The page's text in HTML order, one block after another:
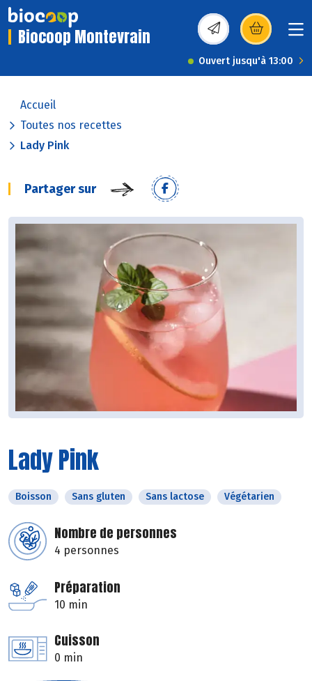
Biocoop Montevrain (s’ouvre dans une
Ouvert jusqu'à 13:00
Accueil
Toutes nos recettes
Lady Pink
Partager sur
Lady Pink
Boisson Sans gluten Sans lactose Végétarien
Nombre de personnes
4 personnes
Préparation
10 min
Cuisson
0 min